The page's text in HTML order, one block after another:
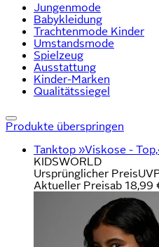
Jungenmode
Babykleidung
Trachtenmode Kinder
Umstandsmode
Spielzeug
Ausstattung
Kinder-Marken
Qualitätssiegel
Produkte überspringen
Tanktop »Viskose -
KIDSWORLD
Ursprünglicher Preis
Aktueller Preisab 18,99